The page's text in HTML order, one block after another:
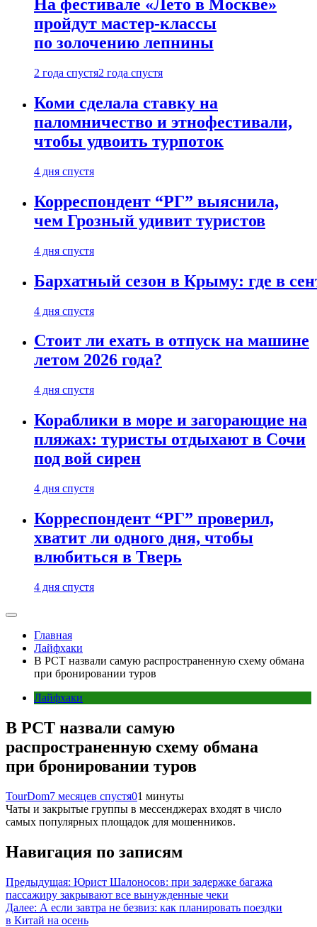
На фестивале «Лето в Москве»
пройдут мастер-классы
по золочению лепнины
2 года спустя2 года спустя
Коми сделала ставку на
паломничество и этнофестивали,
чтобы удвоить турпоток
4 дня спустя
Корреспондент “РГ” выяснила,
чем Грозный удивит туристов
4 дня спустя
Бархатный сезон в Крыму: где в
4 дня спустя
Стоит ли ехать в отпуск на машине
летом 2026 года?
4 дня спустя
Кораблики в море и загорающие на
пляжах: туристы отдыхают в Сочи
под вой сирен
4 дня спустя
Корреспондент “РГ” проверил,
хватит ли одного дня, чтобы
влюбиться в Тверь
4 дня спустя
Главная
Лайфхаки
В РСТ назвали самую распространенную схему обмана
при бронировании туров
Лайфхаки
В РСТ назвали самую
распространенную схему обмана
при бронировании туров
TourDom7 месяцев спустя01 минуты
Чаты и закрытые группы в мессенджерах входят в число
самых популярных площадок для мошенников.
Навигация по записям
Предыдущая: Юрист Шалоносов: при задержке багажа
пассажиру закрывают все вынужденные чеки
Далее: А если завтра не безвиз: как планировать поездки
в Китай на осень